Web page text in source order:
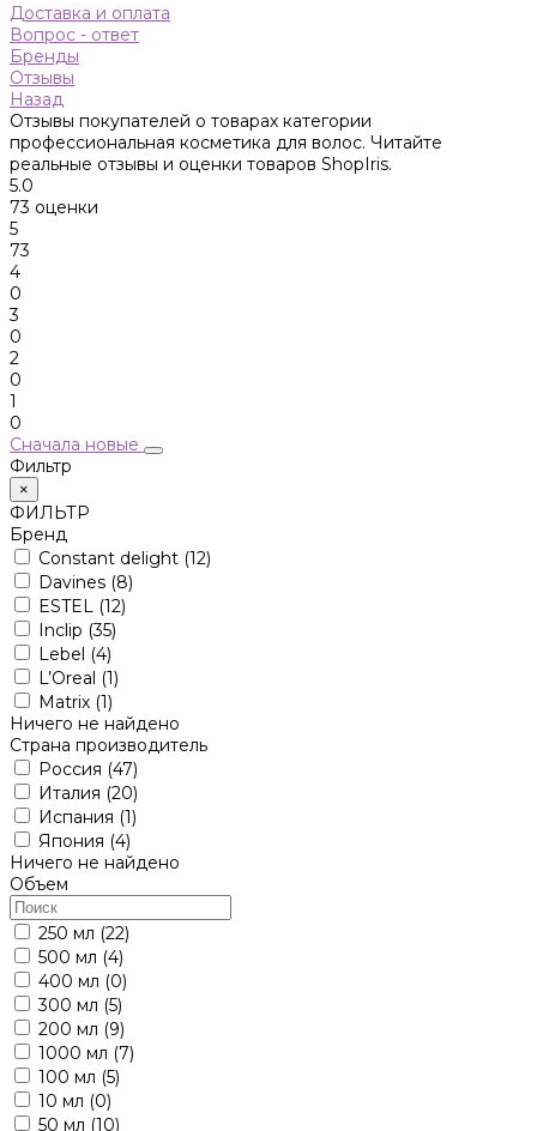
Доставка и оплата
Вопрос - ответ
Бренды
Отзывы
Назад
Отзывы покупателей о товарах категории
профессиональная косметика для волос. Читайте
реальные отзывы и оценки товаров ShopIris.
5.0
73 оценки
5
73
4
0
3
0
2
0
1
0
Сначала новые
Фильтр
×
ФИЛЬТР
Бренд
Constant delight (12)
Davines (8)
ESTEL
(12)
Inclip (35)
Lebel (4)
L’Oreal (1)
Matrix (1)
Ничего не найдено
Страна производитель
Россия (47)
Италия (20)
Испания (1)
Япония (4)
Ничего не найдено
Объем
250 мл (22)
500 мл (4)
400 мл (0)
300 мл (5)
200 мл (9)
1000 мл (7)
100 мл (5)
10 мл (0)
50 мл (10)